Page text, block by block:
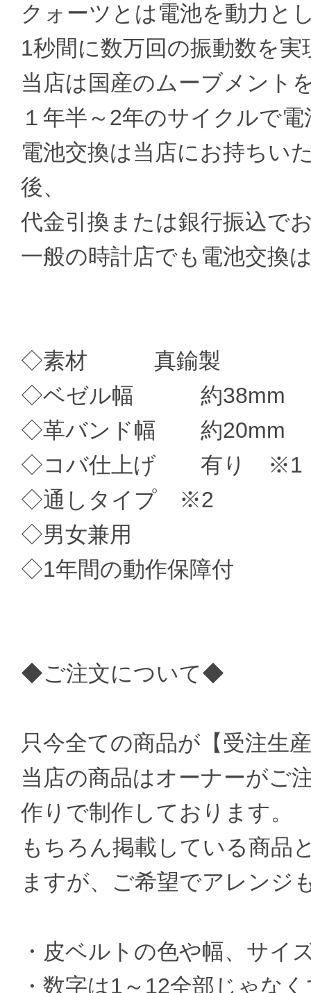
クォーツとは電池を動力と
1秒間に数万回の振動数を
当店は国産のムーブメント
１年半～2年のサイクルで
電池交換は当店にお持ちい
後、
代金引換または銀行振込で
一般の時計店でも電池交換
◇素材 真鍮製
◇ベゼル幅 約38mm
◇革バンド幅 約20mm
◇コバ仕上げ 有り ※1
◇通しタイプ ※2
◇男女兼用
◇1年間の動作保障付
◆ご注文について◆
只今全ての商品が【受注生
当店の商品はオーナーがご
作りで制作しております。
もちろん掲載している商品
ますが、ご希望でアレンジ
・皮ベルトの色や幅、サイ
・数字は1～12全部じゃな